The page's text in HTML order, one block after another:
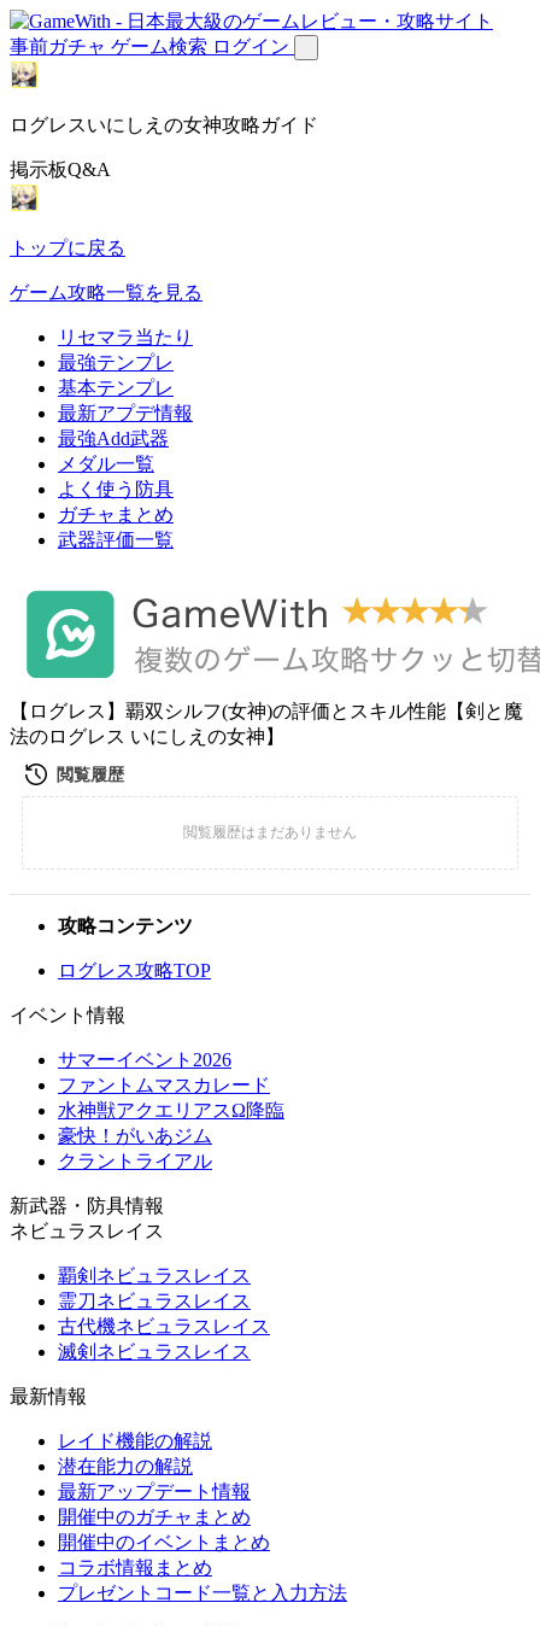
事前ガチャ ゲーム検索 ログイン
ログレスいにしえの女神攻略ガイド
掲示板Q&A
トップに戻る
ゲーム攻略一覧を見る
リセマラ当たり
最強テンプレ
基本テンプレ
最新アプデ情報
最強Add武器
メダル一覧
よく使う防具
ガチャまとめ
武器評価一覧
【ログレス】覇双シルフ(女神)の評価とスキル性能【剣と魔
法のログレス いにしえの女神】
攻略コンテンツ
ログレス攻略TOP
イベント情報
サマーイベント2026
ファントムマスカレード
水神獣アクエリアスΩ降臨
豪快！がいあジム
クラントライアル
新武器・防具情報
ネビュラスレイス
覇剣ネビュラスレイス
霊刀ネビュラスレイス
古代機ネビュラスレイス
滅剣ネビュラスレイス
最新情報
レイド機能の解説
潜在能力の解説
最新アップデート情報
開催中のガチャまとめ
開催中のイベントまとめ
コラボ情報まとめ
プレゼントコード一覧と入力方法